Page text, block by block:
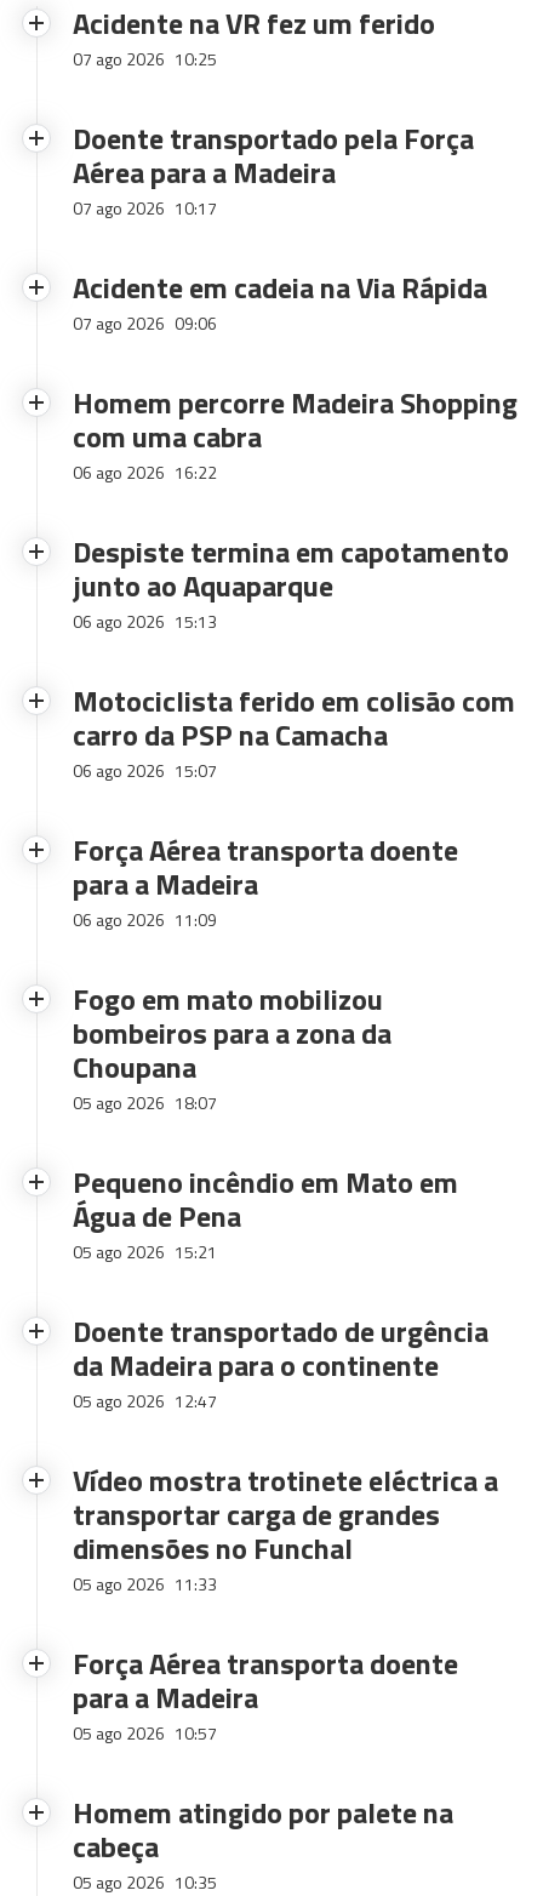
Acidente na VR fez um ferido
07 ago 2026 10:25
Doente transportado pela Força
Aérea para a Madeira
07 ago 2026 10:17
Acidente em cadeia na Via Rápida
07 ago 2026 09:06
Homem percorre Madeira Shopping
com uma cabra
06 ago 2026 16:22
Despiste termina em capotamento
junto ao Aquaparque
06 ago 2026 15:13
Motociclista ferido em colisão com
carro da PSP na Camacha
06 ago 2026 15:07
Força Aérea transporta doente
para a Madeira
06 ago 2026 11:09
Fogo em mato mobilizou
bombeiros para a zona da
Choupana
05 ago 2026 18:07
Pequeno incêndio em Mato em
Água de Pena
05 ago 2026 15:21
Doente transportado de urgência
da Madeira para o continente
05 ago 2026 12:47
Vídeo mostra trotinete eléctrica a
transportar carga de grandes
dimensões no Funchal
05 ago 2026 11:33
Força Aérea transporta doente
para a Madeira
05 ago 2026 10:57
Homem atingido por palete na
cabeça
05 ago 2026 10:35